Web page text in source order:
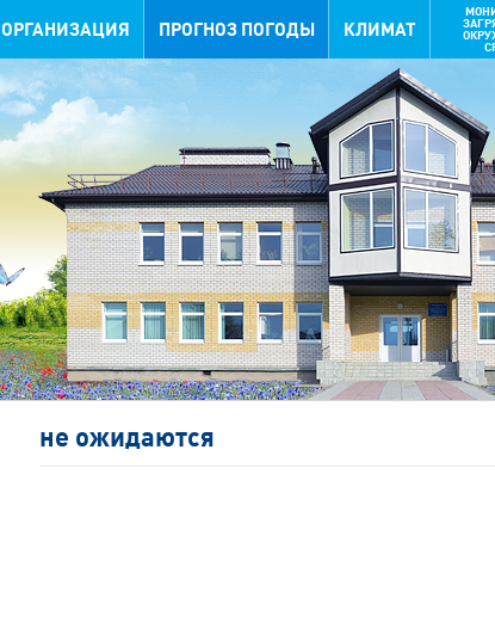
ОРГАНИЗАЦИЯ ПРОГНОЗ ПОГОДЫ КЛИМАТ
не ожидаются